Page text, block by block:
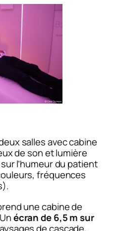
salles avec cabine
de son et lumière
l’humeur du patient
fréquences
une cabine de
écran de 6,5 m sur